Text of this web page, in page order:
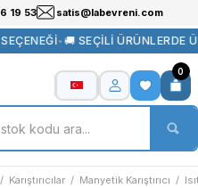
19 53 satis@labevreni.com
•🚚 SEÇİLİ ÜRÜNLERDE
0
Karıştırıcılar Manyetik Karıştırıcı